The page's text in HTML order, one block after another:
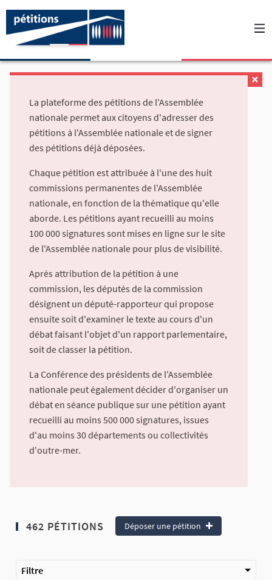
La plateforme des pétitions de l'Assemblée
nationale permet aux citoyens d'adresser des
pétitions à l'Assemblée nationale et de signer
des pétitions déjà déposées.
Chaque pétition est attribuée à l'une des huit
commissions permanentes de l'Assemblée
nationale, en fonction de la thématique qu'elle
aborde. Les pétitions ayant recueilli au moins
100 000 signatures sont mises en ligne sur le site
de l'Assemblée nationale pour plus de visibilité.
Après attribution de la pétition à une
commission, les députés de la commission
désignent un député-rapporteur qui propose
ensuite soit d'examiner le texte au cours d'un
débat faisant l'objet d'un rapport parlementaire,
soit de classer la pétition.
La Conférence des présidents de l'Assemblée
nationale peut également décider d'organiser un
débat en séance publique sur une pétition ayant
recueilli au moins 500 000 signatures, issues
d'au moins 30 départements ou collectivités
d'outre-mer.
462 PÉTITIONS Déposer une pétition
Filtre